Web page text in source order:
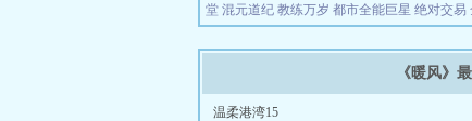
堂 混元道纪 教练万岁 都市全能巨星 绝对交易
《暖风》
温柔港湾15